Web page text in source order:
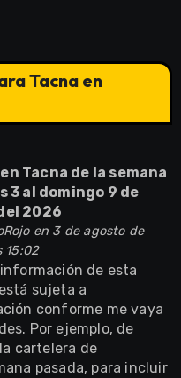
Tacna en
Tacna de la semana
3 al domingo 9 de
2026
en 3 de agosto de
15:02
de esta
sujeta a
conforme me vaya
Por ejemplo, de
cartelera de
pasada, para incluir